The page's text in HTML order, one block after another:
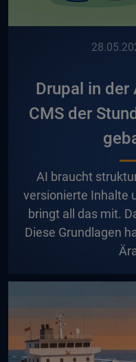
Drupal in der
CMS der
AI braucht
versionierte Inhalte
bringt all das mit.
Diese Grundlagen